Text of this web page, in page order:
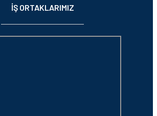
İŞ ORTAKLARIMIZ